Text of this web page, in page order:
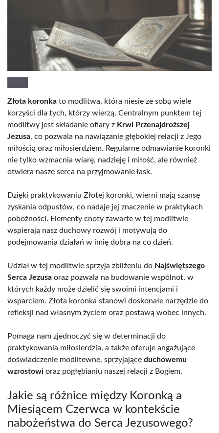
Złota koronka to modlitwa, która niesie ze sobą wiele
korzyści dla tych, którzy wierzą. Centralnym punktem tej
modlitwy jest składanie ofiary z Krwi Przenajdroższej
Jezusa, co pozwala na nawiązanie głębokiej relacji z Jego
miłością oraz miłosierdziem. Regularne odmawianie koronki
nie tylko wzmacnia wiarę, nadzieję i miłość, ale również
otwiera nasze serca na przyjmowanie łask.
Dzięki praktykowaniu Złotej koronki, wierni mają szansę
zyskania odpustów, co nadaje jej znaczenie w praktykach
pobożności. Elementy cnoty zawarte w tej modlitwie
wspierają nasz duchowy rozwój i motywują do
podejmowania działań w imię dobra na co dzień.
Udział w tej modlitwie sprzyja zbliżeniu do Najświętszego
Serca Jezusa oraz pozwala na budowanie wspólnot, w
których każdy może dzielić się swoimi intencjami i
wsparciem. Złota koronka stanowi doskonałe narzędzie do
refleksji nad własnym życiem oraz postawą wobec innych.
Pomaga nam zjednoczyć się w determinacji do
praktykowania miłosierdzia, a także oferuje angażujące
doświadczenie modlitewne, sprzyjające duchowemu
wzrostowi oraz pogłębianiu naszej relacji z Bogiem.
Jakie są różnice między Koronką a
Miesiącem Czerwca w kontekście
nabożeństwa do Serca Jezusowego?